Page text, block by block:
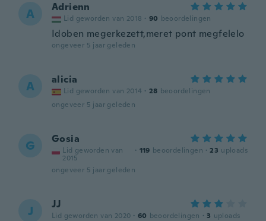
A Adrienn
Lid geworden van 2018 · 90 beoordelingen
Idoben megerkezett,meret pont megfelelo
ongeveer 5 jaar geleden
A alicia
Lid geworden van 2014 · 28 beoordelingen
ongeveer 5 jaar geleden
G Gosia
Lid geworden van
2015
· 119 beoordelingen · 23 uploads
ongeveer 5 jaar geleden
J JJ
Lid geworden van 2020 · 60 beoordelingen · 3 uploads